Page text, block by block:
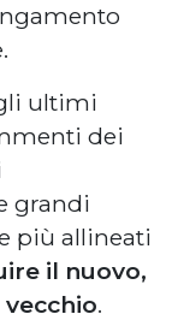
ultimi
dei
grandi
più allineati
il nuovo,
vecchio.